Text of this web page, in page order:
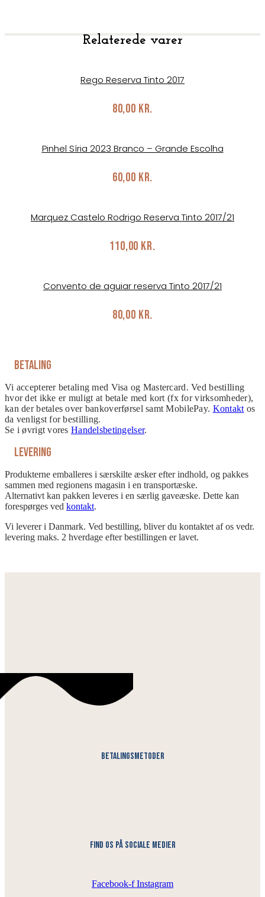
Relaterede varer
Rego Reserva Tinto 2017
80,00 kr.
Pinhel Síria 2023 Branco – Grande Escolha
60,00 kr.
Marquez Castelo Rodrigo Reserva Tinto 2017/21
110,00 kr.
Convento de aguiar reserva Tinto 2017/21
80,00 kr.
Betaling
Vi accepterer betaling med Visa og Mastercard. Ved bestilling
hvor det ikke er muligt at betale med kort (fx for virksomheder),
kan der betales over bankoverførsel samt MobilePay. Kontakt os
da venligst for bestilling.
Se i øvrigt voresHandelsbetingelser.
Levering
Produkterne emballeres i særskilte æsker efter indhold, og pakkes
sammen med regionens magasin i en transportæske.
Alternativt kan pakken leveres i en særlig gaveæske. Dette kan
forespørges ved kontakt.
Vi leverer i Danmark. Ved bestilling, bliver du kontaktet af os vedr.
levering maks. 2 hverdage efter bestillingen er lavet.
Betalingsmetoder
find os på sociale medier
Facebook-f Instagram